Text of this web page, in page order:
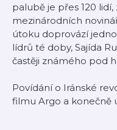
palubě je přes 120 lidí,
mezinárodních
útoku doprovází
lídrů té doby, Sajída
častěji známého pod
Povídání o Iránské
filmu Argo a konečně